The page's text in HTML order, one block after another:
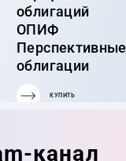
облигаций
ОПИФ
Перспективные
облигации
КУПИТЬ
канал